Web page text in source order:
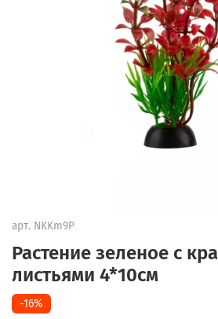
арт. NKKm9P
Растение зеленое с
листьями 4*10см
-16%